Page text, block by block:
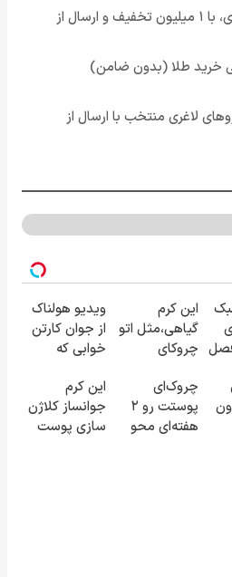
بهترین قیمت داروهای لاغری، با ۱ میلیون تخفیف و ارسال از
لاغری منتخب با ارسال از
این کرم
گیاهی،مثل اتو
چروکای
میکنه!+تخفیف
ویژه
ویدیو هولناک
از جوان کارتن
خوابی که
آموزش رایگان
چروک‌ای
پوستت رو ۲
هفته‌ای محو
این کرم
جوانساز کلاژن
سازی پوست